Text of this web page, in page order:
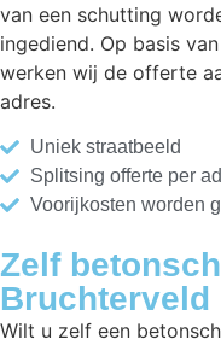
van een schutting
ingediend. Op basis
werken wij de offerte
adres.
Uniek straatbeeld
Splitsing offerte per
Voorijkosten worden
Zelf
Bruchterveld
Wilt u zelf een